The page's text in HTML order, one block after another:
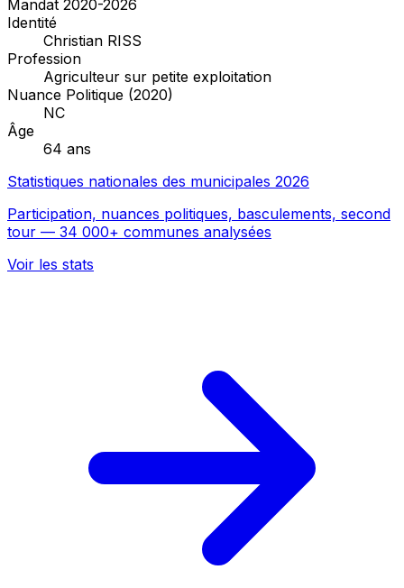
Mandat 2020-2026
Identité
Christian RISS
Profession
Agriculteur sur petite exploitation
Nuance Politique (2020)
NC
Âge
64 ans
Statistiques nationales des municipales 2026
Participation, nuances politiques, basculements, second
tour — 34 000+ communes analysées
Voir les stats